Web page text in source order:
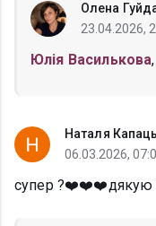
Олена
23.04.2026,
Юлія Василькова
Наталя Капаць
06.03.2026,
супер ?❤️❤️❤️дякую